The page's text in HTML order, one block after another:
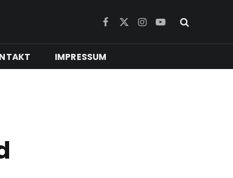
Facebook
X
Instagram
YouTube
IMPRESSUM